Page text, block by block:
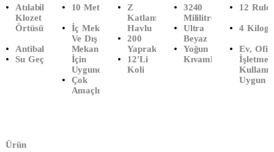
Kapak
Örtüsü
(200'Lü)
Atılabilir
Klozet Kapak
Örtüsü
Antibakteriyel
Su Geçirmez
İpi (10
10 Metre
İç Mekan
Ve Dış
Mekan
İçin
Uygundur
Çok
Amaçlı İp
Lı
Dispense
R Havlu
(12'li)
Z
Katlamalı
Havlu
200
Yaprak
12'li
Koli
Çamaşır
Suyu
Ultra
Beyaz
(3240
ML)
3240
Mililitre
Ultra
Beyaz
Yoğun
Kıvamlı
İçten
Tuvalet
(12'Li)
12 Rulo
4
Ev, Ofis,
İşletme
Uygun
Ürün